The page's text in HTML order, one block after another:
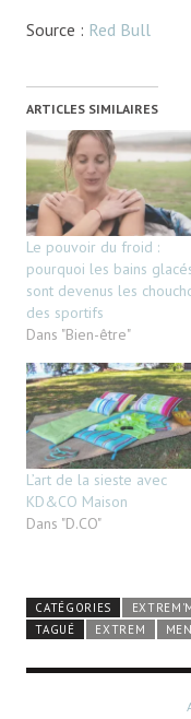
Source : Red Bull
ARTICLES SIMILAIRES
Le pouvoir du froid :
pourquoi les bains
sont devenus les
des sportifs
Dans "Bien-être"
L’art de la sieste avec
KD&CO Maison
Dans "D.CO"
CATÉGORIES
TAGUÉ
EXTREM MEN